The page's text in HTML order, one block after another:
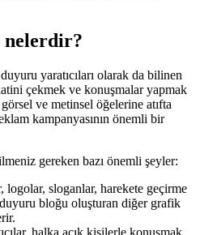
nelerdir?
yaratıcıları olarak da bilinen
çekmek ve konuşmalar yapmak
ve metinsel öğelerine atıfta
kampanyasının önemli bir
gereken bazı önemli şeyler:
logolar, sloganlar, harekete geçirme
bloğu oluşturan diğer grafik